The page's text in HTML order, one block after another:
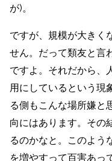
が)。
ですが、規模が大きく
せん。だって類友と言
ですよ。それだから、
用にしているという現
る側もこんな場所嫌と
向にはあります。その
るのかなと。このよう
を増やすって百害あっ